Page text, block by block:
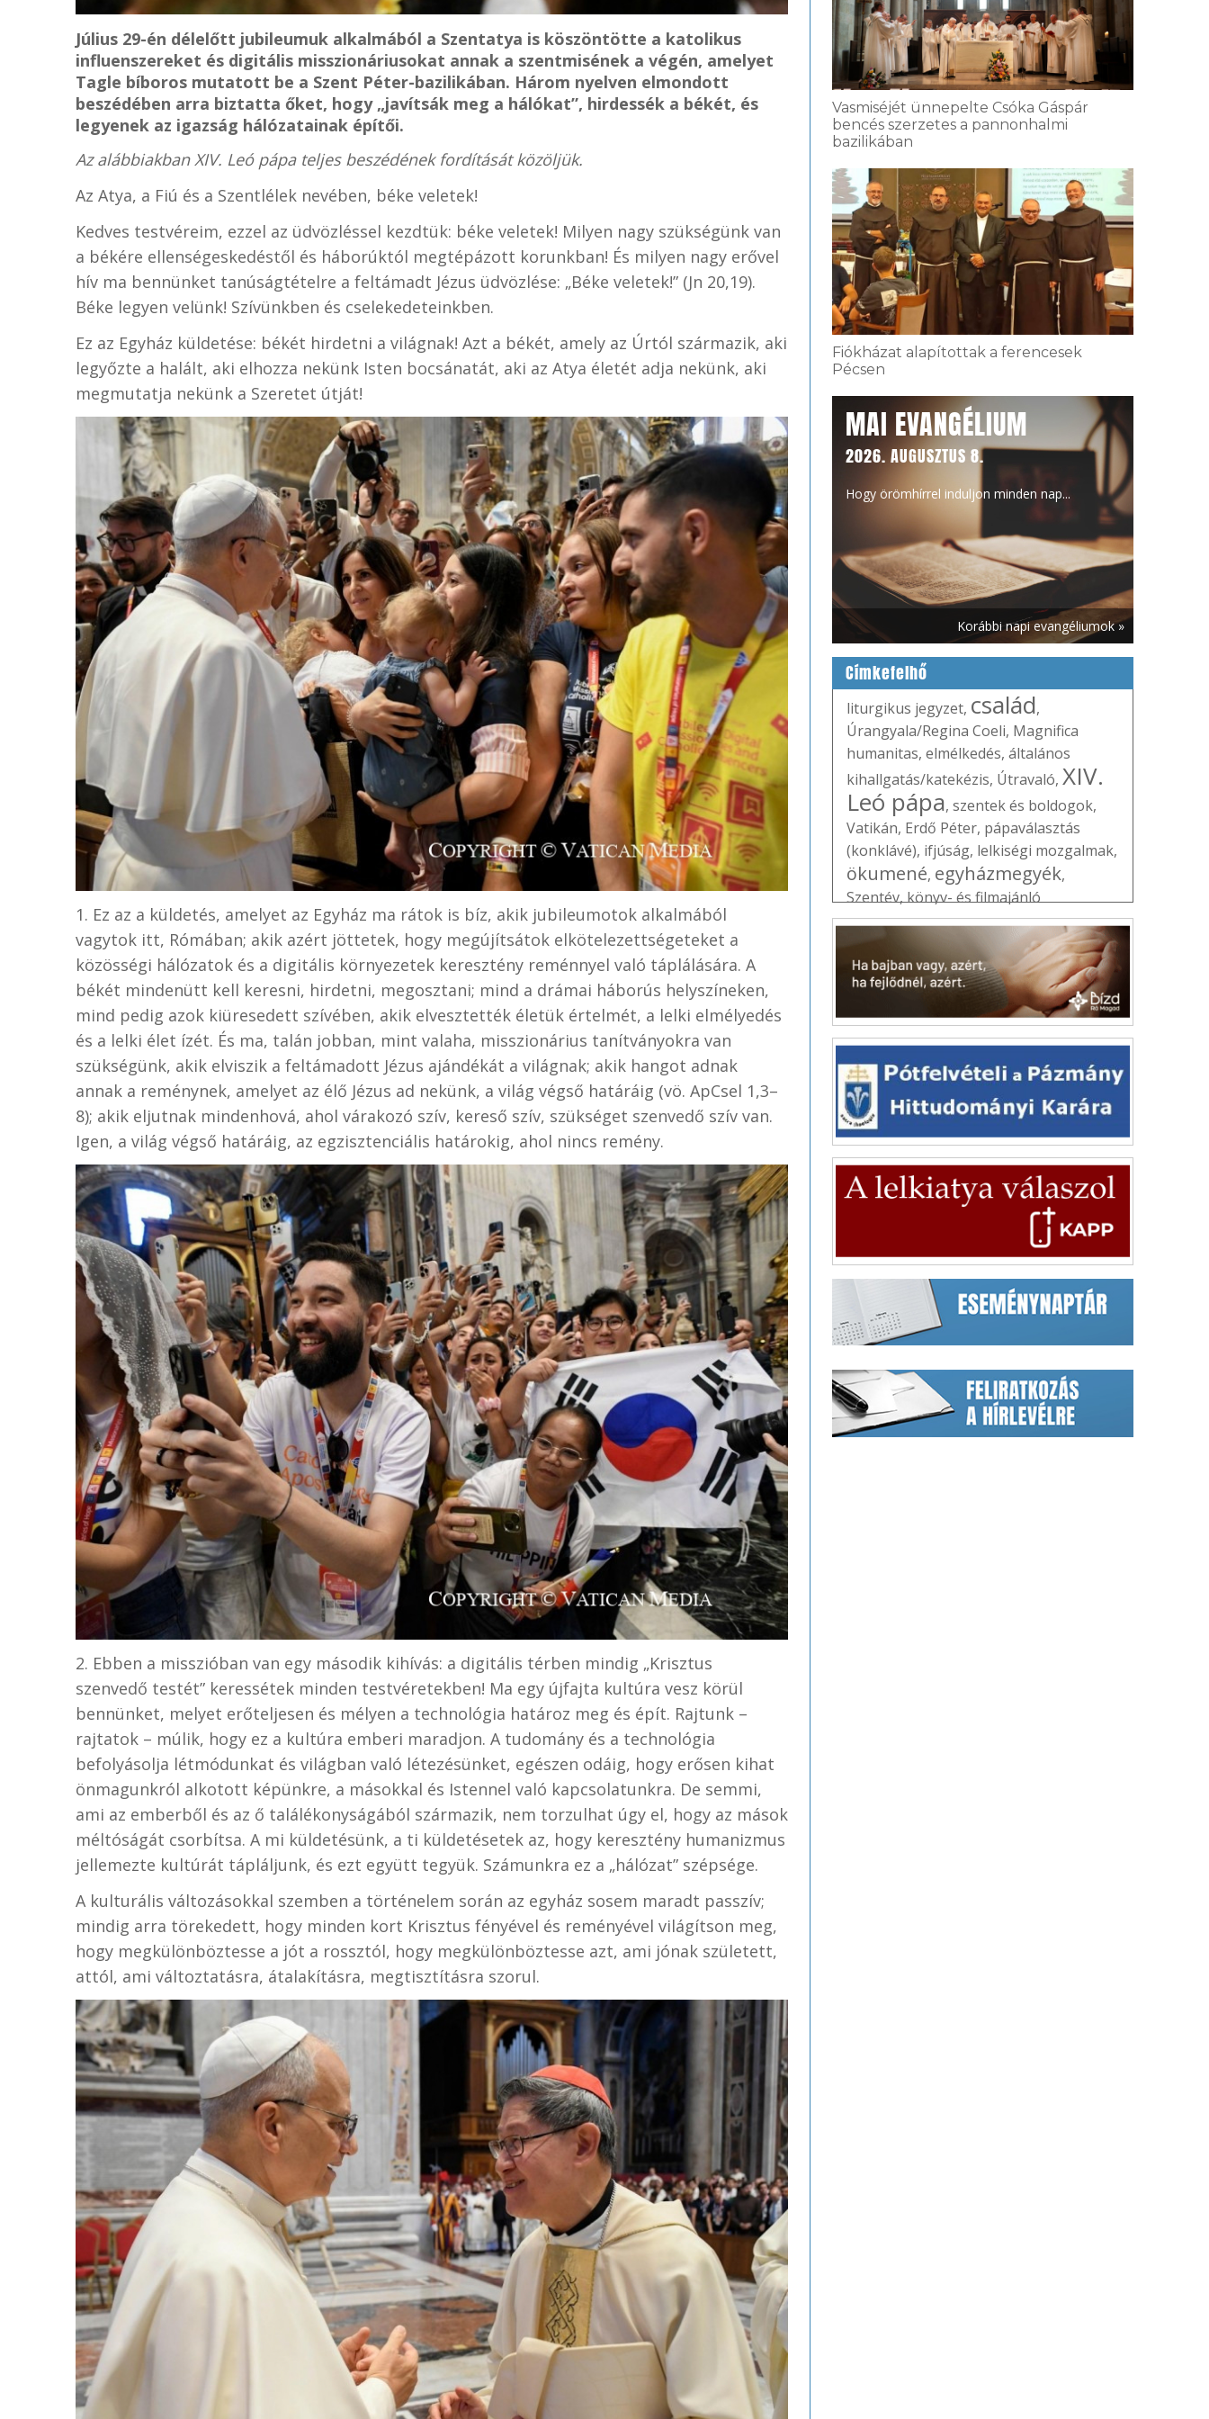
Július 29-én délelőtt jubileumuk alkalmából a Szentatya is köszöntötte a katolikus
influenszereket és digitális misszionáriusokat annak a szentmisének a végén, amelyet
Tagle bíboros mutatott be a Szent Péter-bazilikában. Három nyelven elmondott
beszédében arra biztatta őket, hogy „javítsák meg a hálókat”, hirdessék a békét, és
legyenek az igazság hálózatainak építői.
Az alábbiakban XIV. Leó pápa teljes beszédének fordítását közöljük.
Az Atya, a Fiú és a Szentlélek nevében, béke veletek!
Kedves testvéreim, ezzel az üdvözléssel kezdtük: béke veletek! Milyen nagy szükségünk van
a békére ellenségeskedéstől és háborúktól megtépázott korunkban! És milyen nagy erővel
hív ma bennünket tanúságtételre a feltámadt Jézus üdvözlése: „Béke veletek!” (Jn 20,19).
Béke legyen velünk! Szívünkben és cselekedeteinkben.
Ez az Egyház küldetése: békét hirdetni a világnak! Azt a békét, amely az Úrtól származik, aki
legyőzte a halált, aki elhozza nekünk Isten bocsánatát, aki az Atya életét adja nekünk, aki
megmutatja nekünk a Szeretet útját!
1. Ez az a küldetés, amelyet az Egyház ma rátok is bíz, akik jubileumotok alkalmából
vagytok itt, Rómában; akik azért jöttetek, hogy megújítsátok elkötelezettségeteket a
közösségi hálózatok és a digitális környezetek keresztény reménnyel való táplálására. A
békét mindenütt kell keresni, hirdetni, megosztani; mind a drámai háborús helyszíneken,
mind pedig azok kiüresedett szívében, akik elvesztették életük értelmét, a lelki elmélyedés
és a lelki élet ízét. És ma, talán jobban, mint valaha, misszionárius tanítványokra van
szükségünk, akik elviszik a feltámadott Jézus ajándékát a világnak; akik hangot adnak
annak a reménynek, amelyet az élő Jézus ad nekünk, a világ végső határáig (vö. ApCsel 1,3–
8); akik eljutnak mindenhová, ahol várakozó szív, kereső szív, szükséget szenvedő szív van.
Igen, a világ végső határáig, az egzisztenciális határokig, ahol nincs remény.
2. Ebben a misszióban van egy második kihívás: a digitális térben mindig „Krisztus
szenvedő testét” keressétek minden testvéretekben! Ma egy újfajta kultúra vesz körül
bennünket, melyet erőteljesen és mélyen a technológia határoz meg és épít. Rajtunk –
rajtatok – múlik, hogy ez a kultúra emberi maradjon. A tudomány és a technológia
befolyásolja létmódunkat és világban való létezésünket, egészen odáig, hogy erősen kihat
önmagunkról alkotott képünkre, a másokkal és Istennel való kapcsolatunkra. De semmi,
ami az emberből és az ő találékonyságából származik, nem torzulhat úgy el, hogy az mások
méltóságát csorbítsa. A mi küldetésünk, a ti küldetésetek az, hogy keresztény humanizmus
jellemezte kultúrát tápláljunk, és ezt együtt tegyük. Számunkra ez a „hálózat” szépsége.
A kulturális változásokkal szemben a történelem során az egyház sosem maradt passzív;
mindig arra törekedett, hogy minden kort Krisztus fényével és reményével világítson meg,
hogy megkülönböztesse a jót a rossztól, hogy megkülönböztesse azt, ami jónak született,
attól, ami változtatásra, átalakításra, megtisztításra szorul.
Vasmiséjét ünnepelte Csóka Gáspár
bencés szerzetes a pannonhalmi
bazilikában
Fiókházat alapítottak a ferencesek
Pécsen
MAI EVANGÉLIUM
2026. AUGUSZTUS 8.
Hogy örömhírrel induljon minden nap...
Korábbi napi evangéliumok »
Címkefelhő
liturgikus jegyzet, család,
Úrangyala/Regina Coeli, Magnifica
humanitas, elmélkedés, általános
kihallgatás/katekézis, Útravaló, XIV.
Leó pápa, szentek és boldogok,
Vatikán, Erdő Péter, pápaválasztás
(konklávé), ifjúság, lelkiségi mozgalmak,
ökumené, egyházmegyék,
Szentév,könyv- és filmajánló